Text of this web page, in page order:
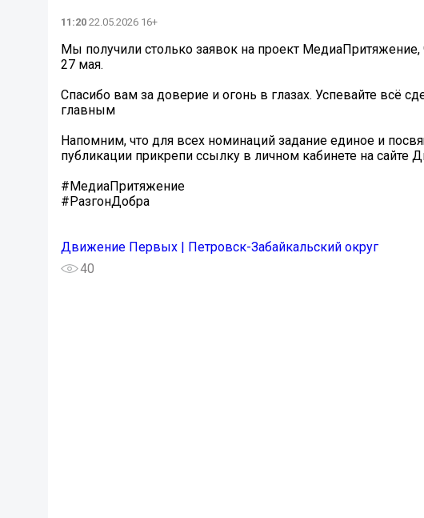
11:20 22.05.2026 16+
Мы получили столько заявок на проект
27 мая.
Спасибо вам за доверие и огонь в глазах. Успевайте всё
главным
Напомним, что для всех номинаций задание единое и
публикации прикрепи ссылку в личном кабинете на
#МедиаПритяжение
#РазгонДобра
Движение Первых | Петровск-Забайкальский округ
40